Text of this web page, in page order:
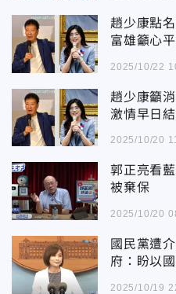
趙少康點
富雄籲心
2025/10/22
趙少康籲
激情早日
2025/10/20
郭正亮看
被棄保
2025/10/20
國民黨遭
府：盼以
2025/10/19